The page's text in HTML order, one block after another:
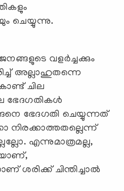
ചെയ്യുന്നു.
വളര്‍ച്ചക്കും
അല്ലാഹുതന്നെ
ചില
ഭേദഗതികള്‍
ഭേദഗതി ചെയ്യുന്നത്
നിരക്കാത്തതല്ലെന്ന്
എന്നുമാത്രമല്ല,
ശരിക്ക് ചിന്തിച്ചാല്‍